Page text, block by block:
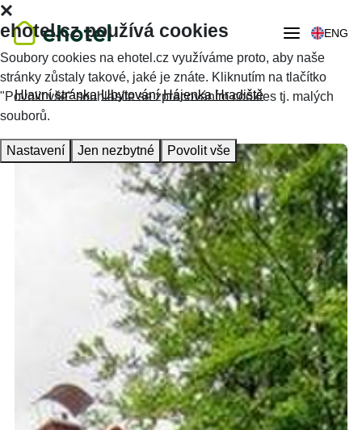
ENG
Hlavní stránka Ubytování Hájenka Hradiště
ehotel.cz používá cookies
Soubory cookies na ehotel.cz využíváme proto, aby naše
stránky zůstaly takové, jaké je znáte. Kliknutím na tlačítko
"Povolit vše" souhlasíte se zpracováním cookies tj. malých
souborů.
Nastavení Jen nezbytné Povolit vše